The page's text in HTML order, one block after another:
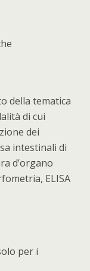
della tematica
di cui
dei
intestinali di
d’organo
ELISA
per i